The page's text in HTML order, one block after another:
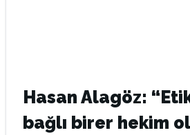
Hasan Alagöz:
bağlı birer hekim